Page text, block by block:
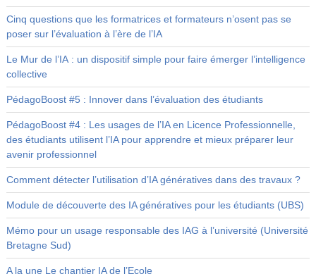
Cinq questions que les formatrices et formateurs n’osent pas se
poser sur l’évaluation à l’ère de l’IA
Le Mur de l’IA : un dispositif simple pour faire émerger l’intelligence
collective
PédagoBoost #5 : Innover dans l’évaluation des étudiants
PédagoBoost #4 : Les usages de l’IA en Licence Professionnelle,
des étudiants utilisent l’IA pour apprendre et mieux préparer leur
avenir professionnel
Comment détecter l’utilisation d’IA génératives dans des travaux ?
Module de découverte des IA génératives pour les étudiants (UBS)
Mémo pour un usage responsable des IAG à l’université (Université
Bretagne Sud)
A la une Le chantier IA de l’Ecole